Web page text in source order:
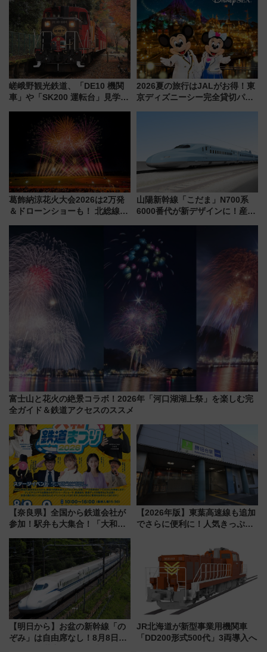
放的な車内空間に注目、デビュ
ーは9月
嵯峨野観光鉄道、「DE10 機関
車」や「SK200 運転台」見学ツ
トの一環で激レア体験できちゃ
うかも 参加方法やスケジュール
をご紹介
2026夏の旅行はJALがお得！東
京ディズニーシー完全貸切パー
葛飾納涼花火大会2026は2万発
＆ドローンショーも！ 北総線を
車、観覧スポット情報と周辺観
光まとめ（7/28開催）
山陽新幹線「こだま」N700系
6000番代が新デザインに！産学
用は今冬から
富士山と花火の絶景コラボ！2026年「河口湖湖上祭」を楽しむ完
全ガイド＆鉄道アクセスのススメ
【奈良県】全国から鉄道会社が
参加！駅弁も大集合！「大和鉄
に開催決定
【2026年版】東葉高速線も追加
でさらに便利に！人気きっぷ
今年も発売 秋・早春に千葉県を
巡るなら使い勝手・コスパ抜群
【明日から】お盆の新幹線「の
ぞみ」は自由席なし！8月8日午
JR北海道が新型事業用機関車
「DD200形式500代」3両導入へ